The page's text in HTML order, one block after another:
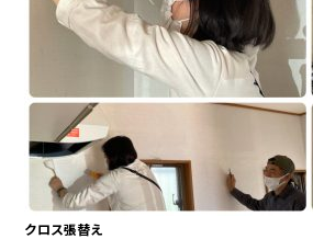
クロス張替え